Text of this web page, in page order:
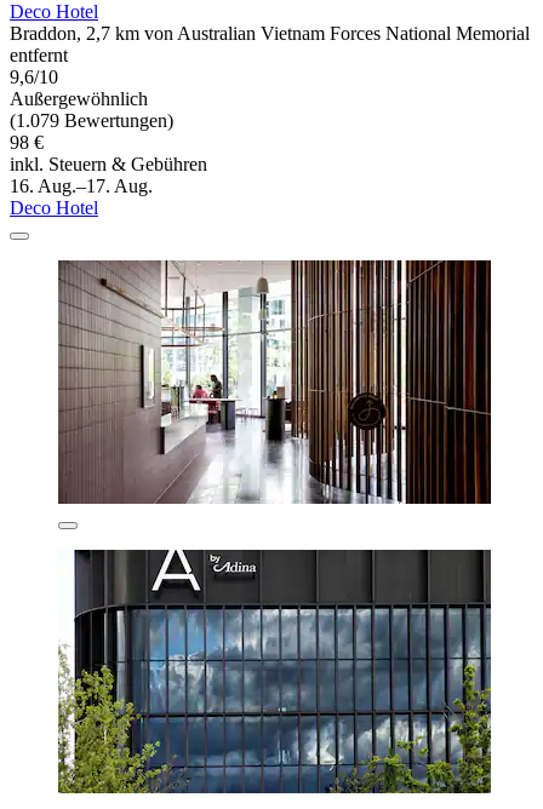
Deco Hotel
Braddon, 2,7 km von Australian Vietnam Forces National Memorial
entfernt
9,6/10
Außergewöhnlich
(1.079 Bewertungen)
98 €
inkl. Steuern & Gebühren
16. Aug.–17. Aug.
Deco Hotel